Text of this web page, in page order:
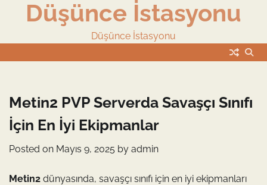
Düşünce İstasyonu
Düşünce İstasyonu
Metin2 PVP Serverda Savaşçı Sınıfı
İçin En İyi Ekipmanlar
Posted on Mayıs 9, 2025 by admin
Metin2 dünyasında, savaşçı sınıfı için en iyi ekipmanları